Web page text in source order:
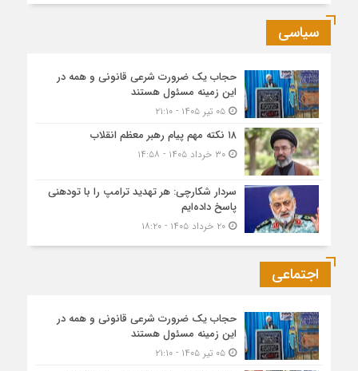
سیاسی
حجاب یک ضرورت شرعی قانونی و همه در
این زمینه مسئول هستند
۰۵ تیر ۱۴۰۵ - ۲۱:۱۰
۱۸ نکته مهم پیام رهبر معظم انقلاب
۳۰ خرداد ۱۴۰۵ - ۱۴:۵۸
سردار شکارچی: هر تهدید ترامپ را با تودهنی
پاسخ داده‌ایم
۲۰ خرداد ۱۴۰۵ - ۱۸:۲۰
اجتماعی
حجاب یک ضرورت شرعی قانونی و همه در
این زمینه مسئول هستند
۰۵ تیر ۱۴۰۵ - ۲۱:۱۰